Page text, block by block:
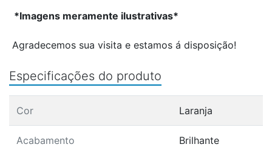
*Imagens meramente ilustrativas*
Agradecemos sua visita e estamos á disposição!
Especificações do produto
Cor Laranja
Acabamento Brilhante